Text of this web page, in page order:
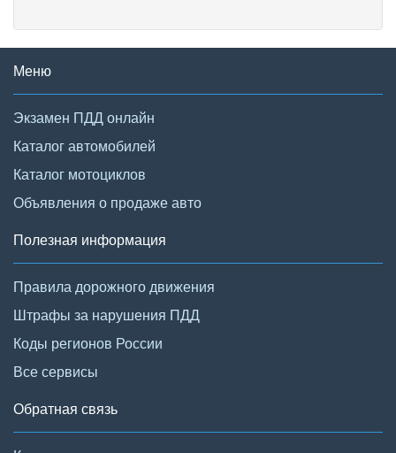
Меню
Экзамен ПДД онлайн
Каталог автомобилей
Каталог мотоциклов
Объявления о продаже авто
Полезная информация
Правила дорожного движения
Штрафы за нарушения ПДД
Коды регионов России
Все сервисы
Обратная связь